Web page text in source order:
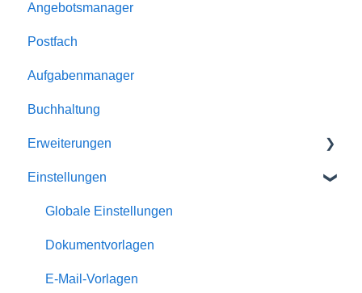
Unterkünfte
Homepage-Module
Rabatte
Schnittstellen
Reservierungen
Angebote
Angebotsmanager
Postfach
Aufgabenmanager
Buchhaltung
Erweiterungen
Homepage-Module
Channelmanager
Statistiken
Gästemappe
Einstellungen
Globale Einstellungen
Dokumentvorlagen
E-Mail-Vorlagen